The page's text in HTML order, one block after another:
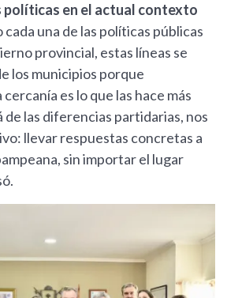
políticas en el actual contexto
cada una de las políticas públicas
provincial, estas líneas se
los municipios porque
es lo que las hace más
las diferencias partidarias, nos
llevar respuestas concretas a
sin importar el lugar